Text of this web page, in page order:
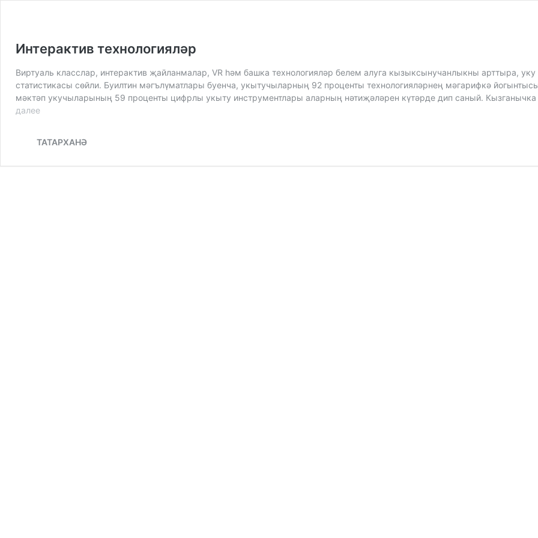
Интерактив технологияләр
Виртуаль класслар, интерактив җайланмалар, VR һәм башка технологияләр белем алуга кызыксынучанлыкны арттыра,
статистикасы сөйли. Буилтин мәгълүматлары буенча, укытучыларның 92 проценты технологияләрнең мәгарифкә
мәктәп укучыларының 59 проценты цифрлы укыту инструментлары аларның нәтиҗәләрен күтәрде дип саный.
далее
ТАТАРХАНӘ